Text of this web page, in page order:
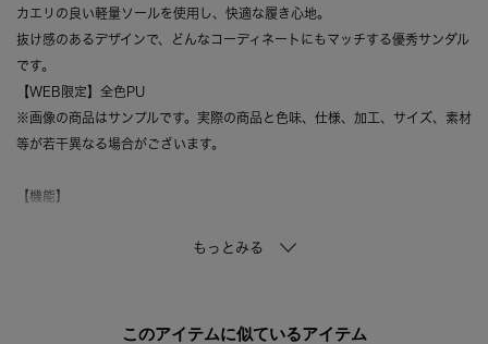
カエリの良い軽量ソールを使用し、快適な履き心地。
抜け感のあるデザインで、どんなコーディネートにもマッチする優秀サンダル
です。
【WEB限定】全色PU
※画像の商品はサンプルです。実際の商品と色味、仕様、加工、サイズ、素材
等が若干異なる場合がございます。
【機能】
・中底クッション（中敷きの下に衝撃を吸収するクッション入りで疲れにく
【スタッフ着用コメント】このアイテムに似ているアイテム